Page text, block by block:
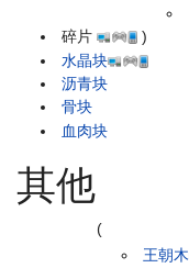
碎片
)
水晶块
沥青块
骨块
血肉块
其他
(
王朝木